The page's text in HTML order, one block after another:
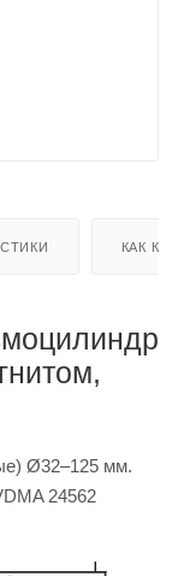
КАК
Ø32–125 мм.
24562